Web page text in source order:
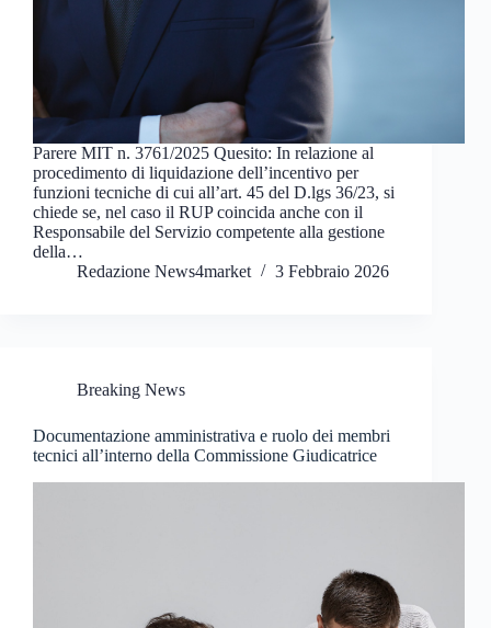
Parere MIT n. 3761/2025 Quesito: In relazione al
procedimento di liquidazione dell’incentivo per
funzioni tecniche di cui all’art. 45 del D.lgs 36/23, si
chiede se, nel caso il RUP coincida anche con il
Responsabile del Servizio competente alla gestione
della…
Redazione News4market
3 Febbraio 2026
Breaking News
Documentazione amministrativa e ruolo dei membri
tecnici all’interno della Commissione Giudicatrice